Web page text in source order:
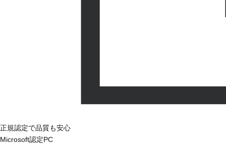
正規認定で品質も安心
Microsoft認定PC